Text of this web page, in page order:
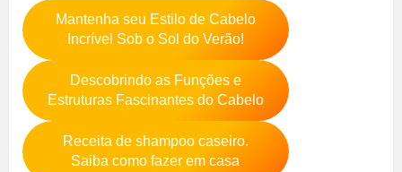
Mantenha seu Estilo de Cabelo
Incrível Sob o Sol do Verão!
Descobrindo as Funções e
Estruturas Fascinantes do Cabelo
Receita de shampoo caseiro.
Saiba como fazer em casa